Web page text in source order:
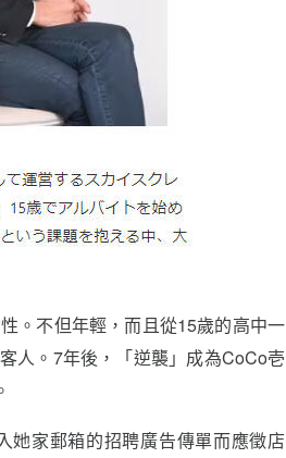
。不但年輕，而且從15歲的高中一
人。7年後，「逆襲」成為CoCo壱
她家郵箱的招聘廣告傳單而應徵店